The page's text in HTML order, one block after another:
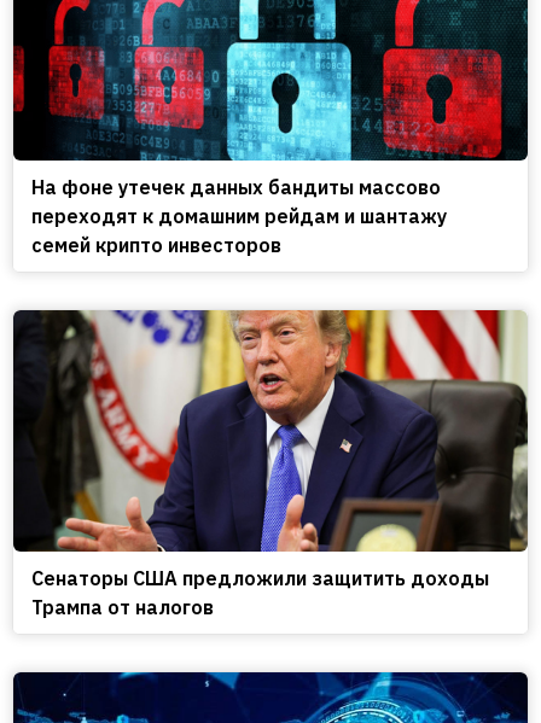
На фоне утечек данных бандиты массово
переходят к домашним рейдам и шантажу
семей крипто инвесторов
Сенаторы США предложили защитить доходы
Трампа от налогов